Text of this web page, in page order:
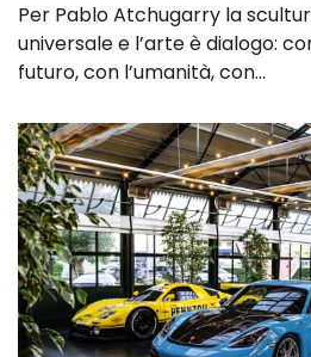
Per Pablo Atchugarry la
universale e l’arte è dialogo:
futuro, con l’umanità, con…